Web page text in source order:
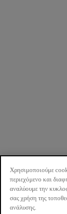
Χρησιμοποιούμε
περιεχόμενο και
αναλύουμε την
σας χρήση της
ανάλυσης.